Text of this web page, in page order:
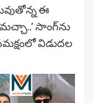
ఈ
సాంగ్‌ను
విడుద‌ల